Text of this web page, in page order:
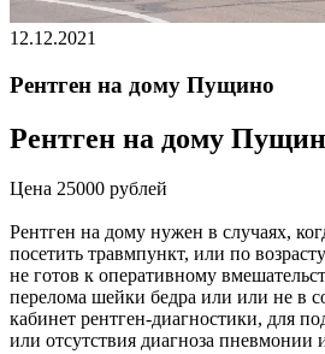
12.12.2021
Рентген на дому Пущино
Рентген на дому
Цена 25000 рублей
Рентген на дому нужен в случаях,
посетить травмпункт, или по
не готов к оперативному
перелома шейки бедра или или не в
кабинет рентген-диагностики, для
или отсутствия диагноза пневмонии